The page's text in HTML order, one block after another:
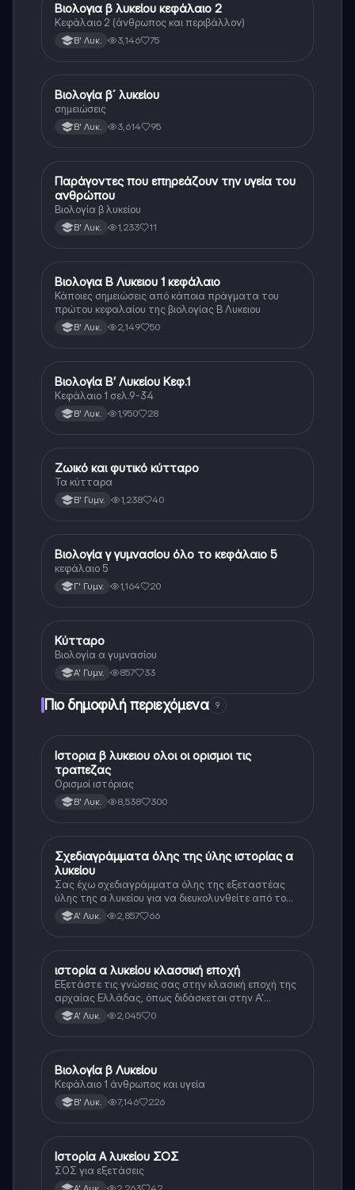
Βιολογία
Βιολογια β λυκείου κεφάλαιο 2
Κεφάλαιο 2 (άνθρωπος και περιβάλλον)
Β' Λυκ. 3,146 75
Βιολογία
Βιολογία β´ λυκείου
σημειώσεις
Β' Λυκ. 3,614 95
Βιολογία
Παράγοντες που επηρεάζουν την υγεία του
ανθρώπου
Βιολογία β λυκείου
Β' Λυκ. 1,233 11
Βιολογία
Βιολογια Β Λυκειου 1 κεφάλαιο
Κάποιες σημειώσεις από κάποια πράγματα του
πρώτου κεφαλαίου της βιολογίας Β Λυκειου
Β' Λυκ. 2,149 50
Βιολογία
Βιολογία Β’ Λυκείου Κεφ.1
Κεφάλαιο 1 σελ.9-34
Β' Λυκ. 1,950 28
Βιολογία
Ζωικό και φυτικό κύτταρο
Τα κύτταρα
Β' Γυμν. 1,238 40
Βιολογία
Βιολογία γ γυμνασίου όλο το κεφάλαιο 5
κεφάλαιο 5
Γ' Γυμν. 1,164 20
Βιολογία
Κύτταρο
Βιολογία α γυμνασίου
Α' Γυμν. 857 33
Πιο δημοφιλή περιεχόμενα 9
Ιστορία
Ιστορια β λυκειου ολοι οι ορισμοι τις
τραπεζας
Ορισμοί ιστόριας
Β' Λυκ. 8,538 300
Ιστορία
Σχεδιαγράμματα όλης της ύλης ιστορίας α
λυκείου
Σας έχω σχεδιαγράμματα όλης της εξεταστέας
ύλης της α λυκείου για να διευκολυνθείτε από το
τεράστιο βάρος του βιβλίου
Α' Λυκ. 2,857 66
Ιστορία
ιστορία α λυκείου κλασσική εποχή
Εξετάστε τις γνώσεις σας στην κλασική εποχή της
αρχαίας Ελλάδας, όπως διδάσκεται στην Α'
Λυκείου.
Α' Λυκ. 2,045 0
Βιολογία
Βιολογία β Λυκείου
Κεφάλαιο 1 άνθρωπος και υγεία
Β' Λυκ. 7,146 226
Ιστορία
Ιστορία Α λυκείου ΣΟΣ
ΣΟΣ για εξετάσεις